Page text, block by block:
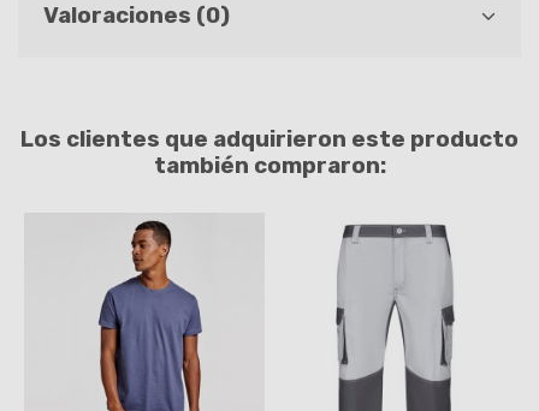
Valoraciones (0)
Los clientes que adquirieron este producto
también compraron: